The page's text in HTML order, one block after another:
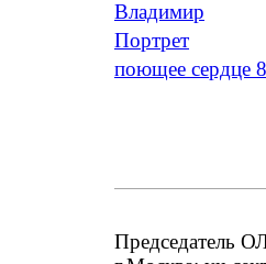
Владимир
Портрет
поющее сердце 8
Председатель